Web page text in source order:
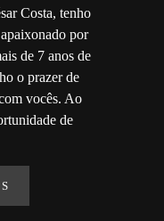
Costa, tenho
por
de 7 anos de
o prazer de
vocês. Ao
de